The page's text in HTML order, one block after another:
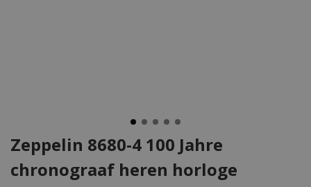
Zeppelin 8680-4 100 Jahre
chronograaf heren horloge